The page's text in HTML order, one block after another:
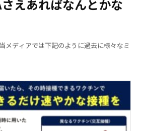
えあればなんとかな
メディアでは下記のように過去に様々なミ